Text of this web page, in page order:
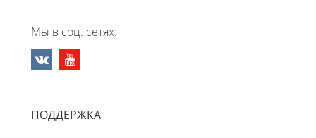
Мы в соц. сетях:
ПОДДЕРЖКА